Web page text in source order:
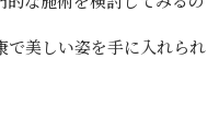
で美しい姿を手に入れられ